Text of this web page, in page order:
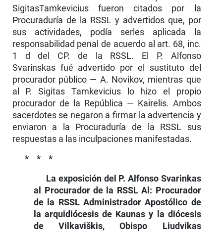
SigitasTamkevicius fueron citados por la
Procuradu­ría de la RSSL y advertidos que, por
sus actividades, podía serles aplicada la
responsabilidad penal de acuerdo al art. 68, inc.
1 d del CP. de la RSSL. El P. Alfonso
Svarinskas fué advertido por el sustituto del
procurador público — A. Novikov, mientras que
al P. Sigitas Tamkevicius lo hizo el propio
procurador de la República — Kairelis. Ambos
sacerdotes se negaron a firmar la advertencia y
enviaron a la Procuraduría de la RSSL sus
respuestas a las inculpaciones manifesta­das.
* * *
La exposición del P. Alfonso Svarinkas
al Procurador de la RSSL Al: Procurador
de la RSSL Administrador Apostólico de
la arquidiócesis de Kaunas y la diócesis
de Vilkaviškis, Obispo Liudvikas